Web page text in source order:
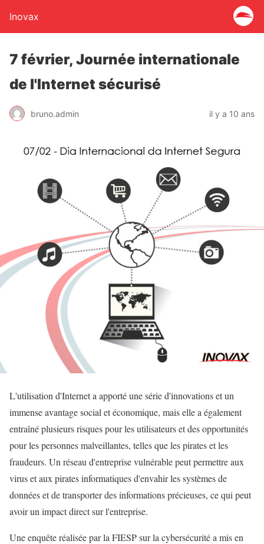
Inovax
7 février, Journée internationale
de l'Internet sécurisé
bruno.admin il y a 10 ans
L'utilisation d'Internet a apporté une série d'innovations et un
immense avantage social et économique, mais elle a également
entraîné plusieurs risques pour les utilisateurs et des opportunités
pour les personnes malveillantes, telles que les pirates et les
fraudeurs. Un réseau d'entreprise vulnérable peut permettre aux
virus et aux pirates informatiques d'envahir les systèmes de
données et de transporter des informations précieuses, ce qui peut
avoir un impact direct sur l'entreprise.
Une enquête réalisée par la FIESP sur la cybersécurité a mis en